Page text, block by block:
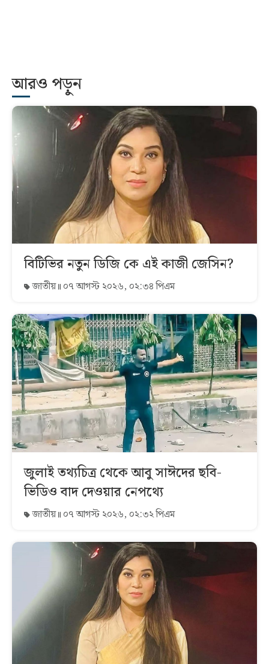
আরও পড়ুন
বিটিভির নতুন ডিজি কে এই কাজী জেসিন?
জাতীয় ০৭ আগস্ট ২০২৬, ০২:৩৪ পিএম
জুলাই তথ্যচিত্র থেকে আবু সাঈদের ছবি-
ভিডিও বাদ দেওয়ার নেপথ্যে
জাতীয় ০৭ আগস্ট ২০২৬, ০২:৩২ পিএম